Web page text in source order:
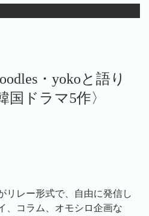
・yokoと語り
ドラマ5作〉
リレー形式で、自由に発信し
、コラム、オモシロ企画な